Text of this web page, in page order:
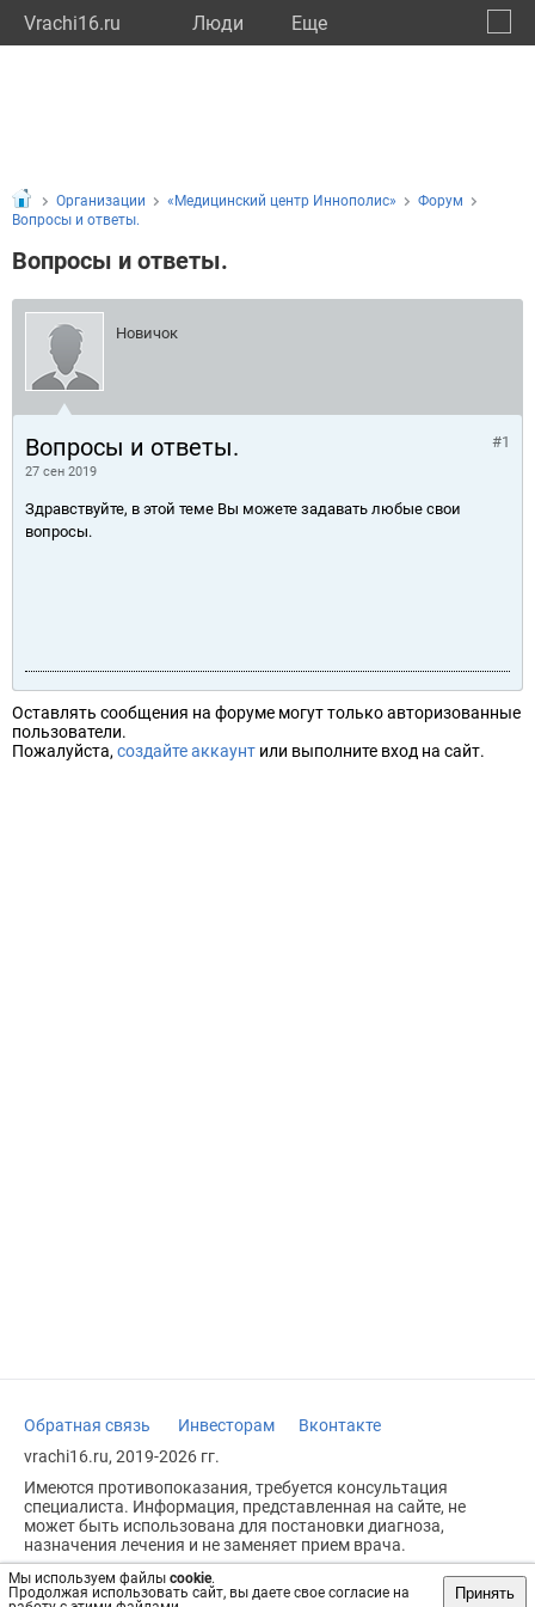
Vrachi16.ru Люди Eще
Мы используем файлы cookie.
Продолжая использовать сайт, вы даете свое согласие на
Принять
Организации «Медицинский центр Иннополис»
Форум
Вопросы и ответы.
Вопросы и ответы.
Новичок
Вопросы и ответы.
27 сен 2019
#1
Здравствуйте, в этой теме Вы можете задавать любые свои
вопросы.
Оставлять сообщения на форуме могут только авторизованные
пользователи.
Пожалуйста, создайте аккаунт или выполните вход на сайт.
Обратная связь Инвесторам
Вконтакте
vrachi16.ru, 2019-2026 гг.
Имеются противопоказания, требуется консультация
специалиста. Информация, представленная на сайте, не
может быть использована для постановки диагноза,
назначения лечения и не заменяет прием врача.
Возрастное ограничение: 18+